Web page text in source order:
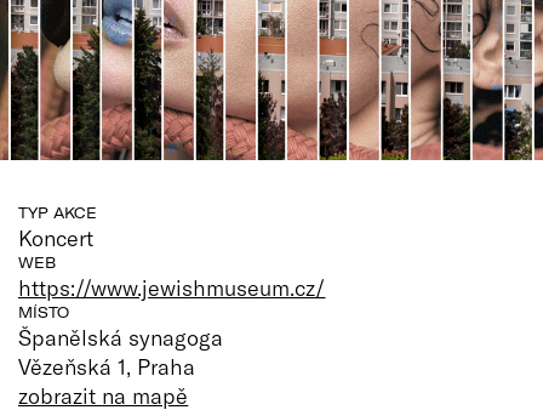
TYP AKCE
Koncert
WEB
https://www.jewishmuseum.cz/
MÍSTO
Španělská synagoga
Vězeňská 1, Praha
zobrazit na mapě